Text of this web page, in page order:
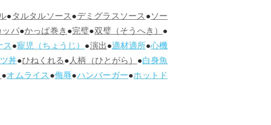
●タルタルソース●デミグラスソース●ソー
パ●かっぱ巻き●完璧●双璧（そうへき）●
ス●寵児（ちょうじ）●演出●適材適所●心機
丼●ひねくれる●人柄（ひとがら）●白身魚
●オムライス●侮辱●ハンバーガー●ホットド